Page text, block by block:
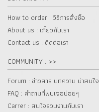
How to order : วิธีการสั่งซื้อ
About us : เกี๋ยวกับเรา
Contact us : ติดต่อเรา
COMMUNITY : >>
Forum : ข่าวสาร บทความ น่าสนใจ
FAQ : คำถามที่พบเจอบ่อยๆ
Carrer : สนใจร่วมงานกับเรา